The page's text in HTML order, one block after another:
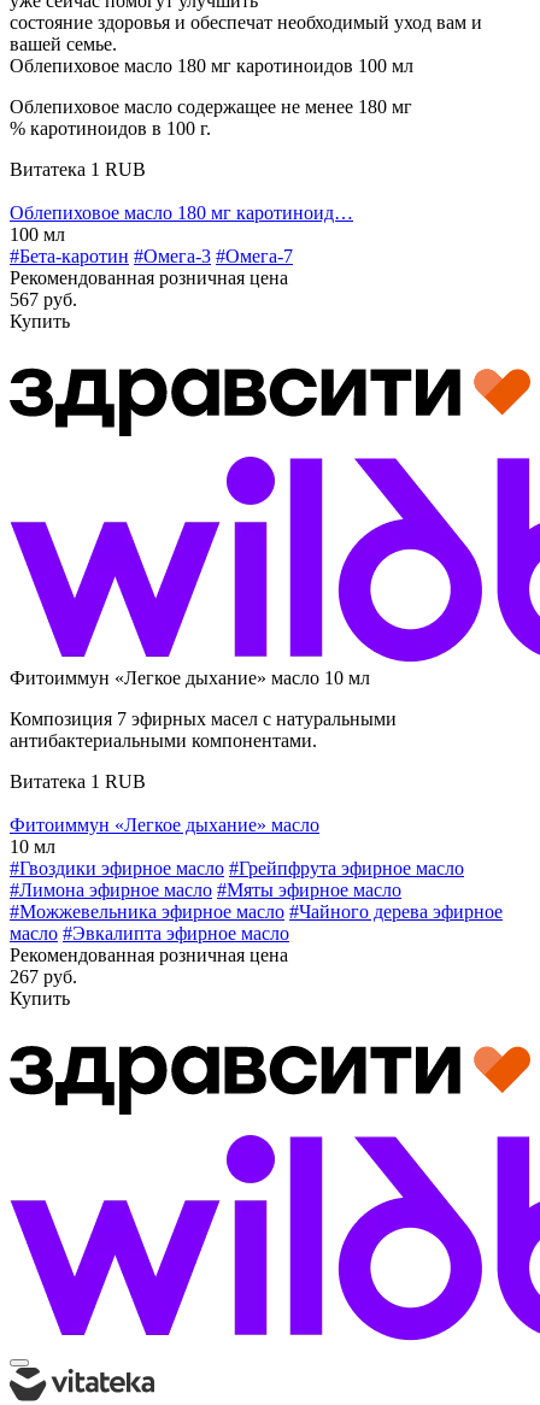
состояние здоровья и обеспечат необходимый уход вам и
вашей семье.
Облепиховое масло 180 мг каротиноидов 100 мл
Облепиховое масло содержащее не менее 180 мг
% каротиноидов в 100 г.
Витатека 1 RUB
Облепиховое масло 180 мг каротиноид…
100 мл
#Бета-каротин #Омега-3 #Омега-7
Рекомендованная розничная цена
567 руб.
Купить
Фитоиммун «Легкое дыхание» масло 10 мл
Композиция 7 эфирных масел с натуральными
антибактериальными компонентами.
Витатека 1 RUB
Фитоиммун «Легкое дыхание» масло
10 мл
#Гвоздики эфирное масло #Грейпфрута эфирное масло
#Лимона эфирное масло #Мяты эфирное масло
#Можжевельника эфирное масло #Чайного дерева эфирное
масло #Эвкалипта эфирное масло
Рекомендованная розничная цена
267 руб.
Купить